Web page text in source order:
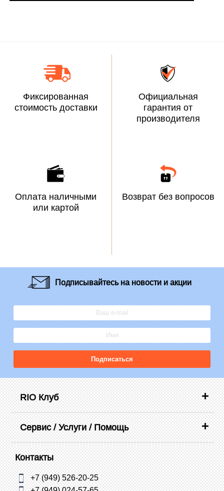
Фиксированная
стоимость доставки
Официальная
гарантия от
производителя
Оплата наличными
или картой
Возврат без вопросов
Подписывайтесьна новости и акции
Подписаться
RIO Клуб
Сервис / Услуги / Помощь
Контакты
+7 (949) 526-20-25